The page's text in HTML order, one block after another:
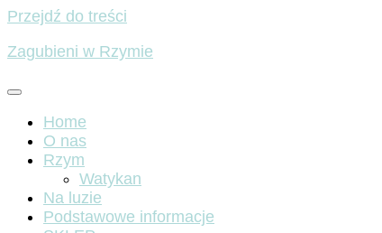
Przejdź do treści
Zagubieni w Rzymie
Home
O nas
Rzym
Watykan
Na luzie
Podstawowe informacje